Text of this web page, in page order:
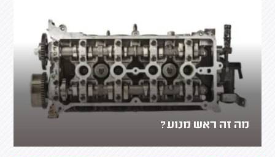
מה זה ראש מנוע?